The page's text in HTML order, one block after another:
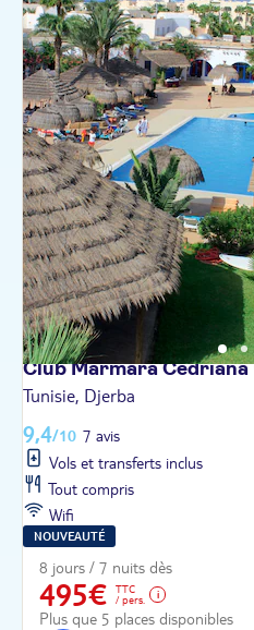
Club MarmaraCedriana
Tunisie, Djerba
9,4/10 7 avis
Vols et transferts inclus
Tout compris
Wifi
NOUVEAUTÉ
8 jours / 7 nuits dès
495€
TTC
/ pers.
Plus que 5 places disponibles